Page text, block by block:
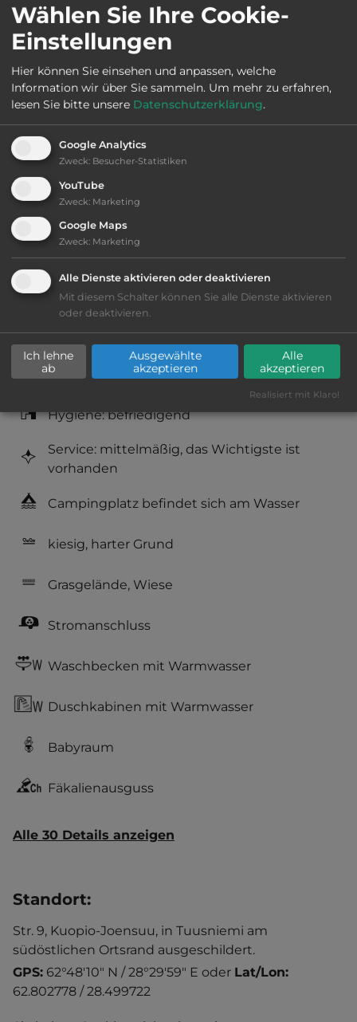
Öffnungszeiten:
Telefon: 00358 17 661555
Ausstattung
Lage: schön
Platzeinrichtung: befriedigend
Geräuschkulisse: überwiegend ruhig
Hygiene: befriedigend
Service: mittelmäßig, das Wichtigste ist
vorhanden
Campingplatz befindet sich am Wasser
kiesig, harter Grund
Grasgelände, Wiese
Stromanschluss
Waschbecken mit Warmwasser
Duschkabinen mit Warmwasser
Babyraum
Fäkalienausguss
Alle 30 Details anzeigen
Standort:
Str. 9, Kuopio-Joensuu, in Tuusniemi am
südöstlichen Ortsrand ausgeschildert.
GPS: 62°48'10" N / 28°29'59" E oder Lat/Lon:
62.802778 / 28.499722
Wählen Sie Ihre Cookie-
Einstellungen
Hier können Sie einsehen und anpassen, welche
Information wir über Sie sammeln. Um mehr zu erfahren,
lesen Sie bitte unsere Datenschutzerklärung.
Google Analytics
Zweck: Besucher-Statistiken
YouTube
Zweck: Marketing
Google Maps
Zweck: Marketing
Alle Dienste aktivieren oder deaktivieren
Mit diesem Schalter können Sie alle Dienste aktivieren
oder deaktivieren.
Ich lehne
ab
Ausgewählte
akzeptieren
Alle
akzeptieren
Realisiert mit Klaro!